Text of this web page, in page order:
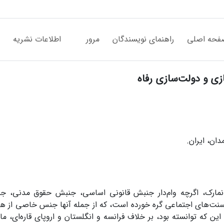
اصلی راهنمای نویسندگان مرور اطلاعات نشریه
و دولت‌سازی رفاه
ایران.
اگرچه وام‌دار جنبش قانونی اساسی، جنبش حقوق مدنی،
اجتماعی گره خورده است، که از جمله آنها جنس خاصی از
توانسته بود، بر خلاف فرانسه و انگلستان و اروپای قاره‌ای،